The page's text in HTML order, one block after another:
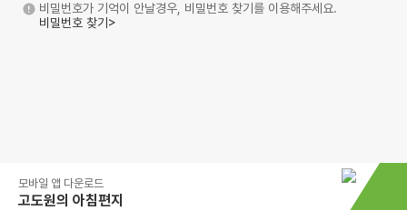
비밀번호가 기억이 안날경우, 비밀번호 찾기를 이용해주세요.
비밀번호 찾기>
모바일 앱 다운로드
고도원의 아침편지